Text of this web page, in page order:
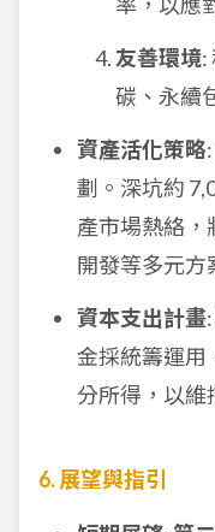
友善環境:
碳、永續
資產活化策略
劃。深坑約
產市場熱絡，
開發等多元方
資本支出計畫
金採統籌運用
分所得，以維
6. 展望與指引